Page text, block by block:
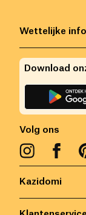
Kazidomi
Wettelijke
Volg ons
Download